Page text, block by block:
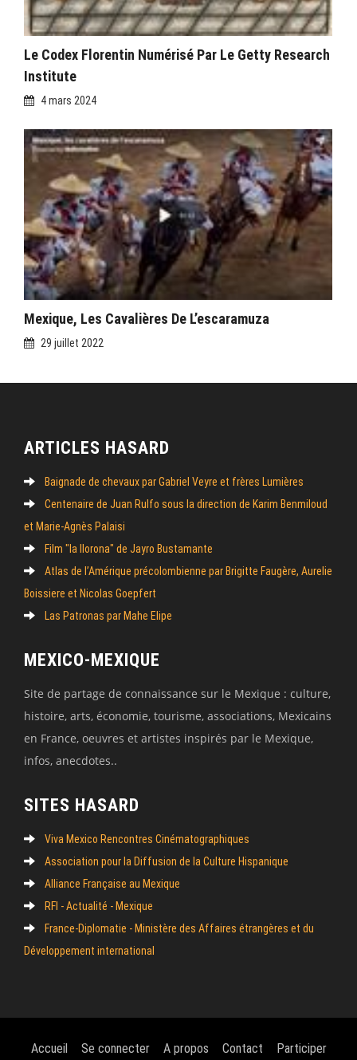
Le Codex Florentin Numérisé Par Le Getty Research
Institute
4 mars 2024
Mexique, Les Cavalières De L’escaramuza
29 juillet 2022
ARTICLES HASARD
Baignade de chevaux par Gabriel Veyre et frères Lumières
Centenaire de Juan Rulfo sous la direction de Karim Benmiloud
et Marie-Agnès Palaisi
Film "la llorona" de Jayro Bustamante
Atlas de l’Amérique précolombienne par Brigitte Faugère, Aurelie
Boissiere et Nicolas Goepfert
Las Patronas par Mahe Elipe
MEXICO-MEXIQUE
Site de partage de connaissance sur le Mexique : culture,
histoire, arts, économie, tourisme, associations, Mexicains
en France, oeuvres et artistes inspirés par le Mexique,
infos, anecdotes..
SITES HASARD
Viva Mexico Rencontres Cinématographiques
Association pour la Diffusion de la Culture Hispanique
Alliance Française au Mexique
RFI - Actualité - Mexique
France-Diplomatie - Ministère des Affaires étrangères et du
Développement international
Accueil Se connecter A propos Contact Participer